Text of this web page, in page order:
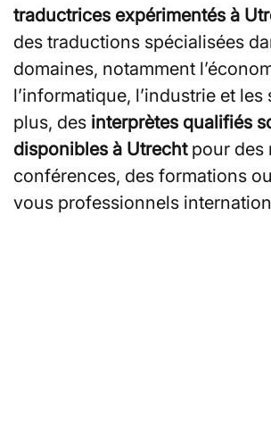
traductrices expérimentés à
des traductions spécialisées
domaines, notamment
l’informatique, l’industrie et les
plus, des interprètes qualifiés
disponibles à Utrechtpour des
conférences, des formations
vous professionnels